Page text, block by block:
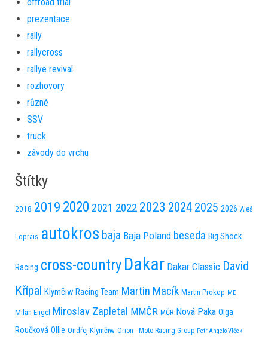
prezentace
rally
rallycross
rallye revival
rozhovory
různé
SSV
truck
závody do vrchu
Štítky
2018 2019 2020 2021 2022 2023 2024 2025 2026 Aleš
Loprais autokros baja Baja Poland beseda Big Shock
Racing cross-country Dakar Dakar Classic David
Křípal Klymčiw Racing Team Martin Macík Martin Prokop ME
Milan Engel Miroslav Zapletal MMČR MČR Nová Paka Olga
Roučková Ollie Ondřej Klymčiw Orion - Moto Racing Group Petr Angelo Vlček